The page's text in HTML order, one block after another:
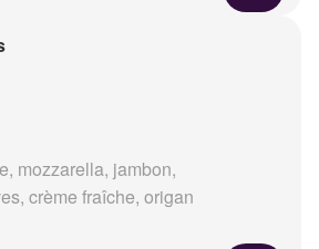
mozzarella, jambon,
crème fraîche, origan